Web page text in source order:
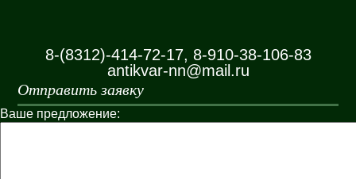
8-(8312)-414-72-17, 8-910-38-106-83
antikvar-nn@mail.ru
Отправить заявку
Ваше предложение: